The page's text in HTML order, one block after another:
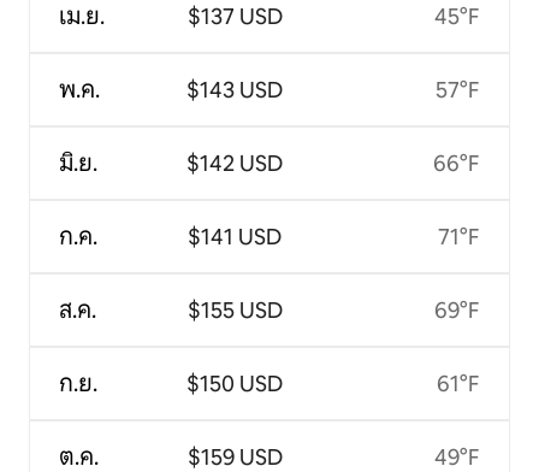
เม.ย.
พ.ค.
มิ.ย.
ก.ค.
ส.ค.
ก.ย.
ต.ค.
$137 USD
$143 USD
$142 USD
$141 USD
$155 USD
$150 USD
$159 USD
45°F
57°F
66°F
71°F
69°F
61°F
49°F